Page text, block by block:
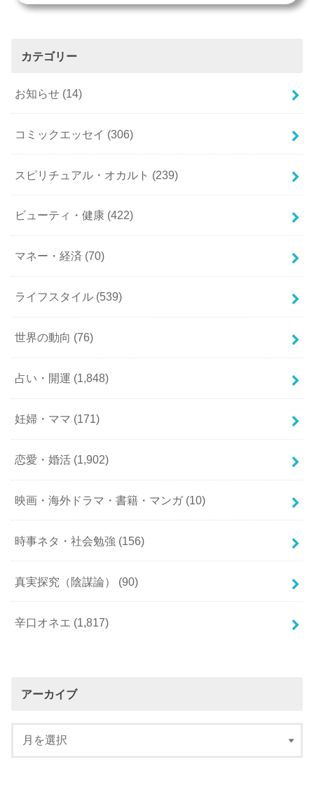
カテゴリー
お知らせ (14)
コミックエッセイ (306)
スピリチュアル・オカルト (239)
ビューティ・健康 (422)
マネー・経済 (70)
ライフスタイル (539)
世界の動向 (76)
占い・開運 (1,848)
妊婦・ママ (171)
恋愛・婚活 (1,902)
映画・海外ドラマ・書籍・マンガ (10)
時事ネタ・社会勉強 (156)
真実探究（陰謀論） (90)
辛口オネエ (1,817)
アーカイブ